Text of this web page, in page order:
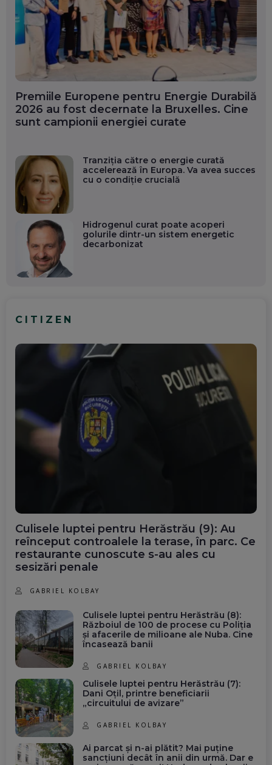
Premiile Europene pentru Energie Durabilă
2026 au fost decernate la Bruxelles. Cine
sunt campionii energiei curate
Tranziția către o energie curată
accelerează în Europa. Va avea succes
cu o condiție crucială
Hidrogenul curat poate acoperi
golurile dintr-un sistem energetic
decarbonizat
CITIZEN
Culisele luptei pentru Herăstrău (9): Au
reînceput controalele la terase, în parc. Ce
restaurante cunoscute s-au ales cu
sesizări penale
GABRIEL KOLBAY
Culisele luptei pentru Herăstrău (8):
Războiul de 100 de procese cu Poliția
și afacerile de milioane ale Nuba. Cine
încasează banii
GABRIEL KOLBAY
Culisele luptei pentru Herăstrău (7):
Dani Oțil, printre beneficiarii
„circuitului de avizare”
GABRIEL KOLBAY
Ai parcat și n-ai plătit? Mai puține
sancțiuni decât în anii din urmă. Dar e